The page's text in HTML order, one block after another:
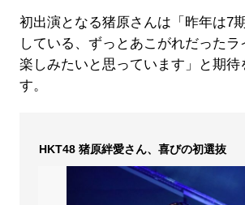
初出演となる猪原さんは「昨年は7
している、ずっとあこがれだったラ
楽しみたいと思っています」と期待
す。
HKT48 猪原絆愛さん、喜びの初選抜